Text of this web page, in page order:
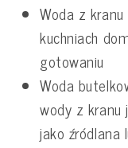
Woda z
kuchniach
gotowaniu
Woda
wody z
jako źródlana